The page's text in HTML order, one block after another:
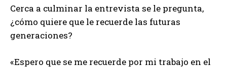
Cerca a culminar la entrevista se le pregunta,
¿cómo quiere que le recuerde las futuras
generaciones?
«Espero que se me recuerde por mi trabajo en el